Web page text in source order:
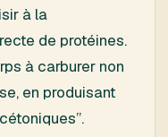
à la
de protéines.
à carburer non
en produisant